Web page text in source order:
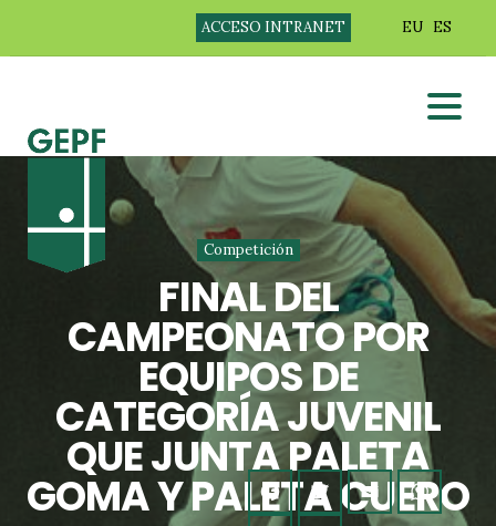
ACCESO INTRANET EU ES
Competición
FINAL DEL
CAMPEONATO POR
EQUIPOS DE
CATEGORÍA JUVENIL
QUE JUNTA PALETA
GOMA Y PALETA CUERO